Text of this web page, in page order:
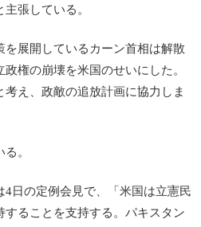
張している。
を展開しているカーン首相は解散
権の崩壊を米国のせいにした。
考え、政敵の追放計画に協力しま
。
日の定例会見で、「米国は立憲民
することを支持する。パキスタン